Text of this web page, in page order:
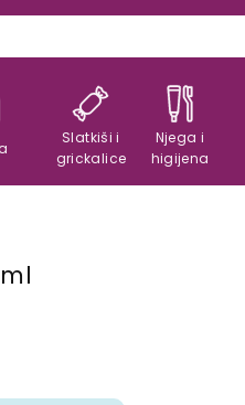
Slatkiši i
grickalice
Njega i
higijena